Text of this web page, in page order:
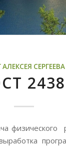
АЛЕКСЕЯ СЕРГЕЕВА
физического